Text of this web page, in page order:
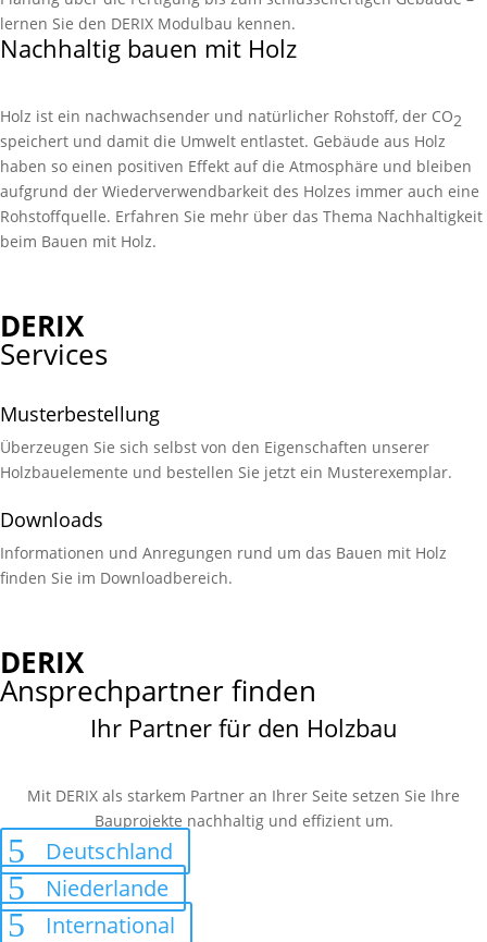
lernen Sie den DERIX Modulbau kennen.
Nachhaltig bauen mit Holz
Holz ist ein nachwachsender und natürlicher Rohstoff, der CO2
speichert und damit die Umwelt entlastet. Gebäude aus Holz
haben so einen positiven Effekt auf die Atmosphäre und bleiben
aufgrund der Wiederverwendbarkeit des Holzes immer auch eine
Rohstoff­quelle. Erfahren Sie mehr über das Thema Nachhaltigkeit
beim Bauen mit Holz.
DERIX
Services
Musterbestellung
Überzeugen Sie sich selbst von den Eigen­schaften unserer
Holzbau­elemente und bestellen Sie jetzt ein Muster­exemplar.
Downloads
Informationen und Anregungen rund um das Bauen mit Holz
finden Sie im Download­bereich.
DERIX
Ansprechpartner finden
Ihr Partner für den Holzbau
Mit DERIX als starkem Partner an Ihrer Seite setzen Sie Ihre
Bauprojekte nachhaltig und effizient um.
Deutschland
Niederlande
International